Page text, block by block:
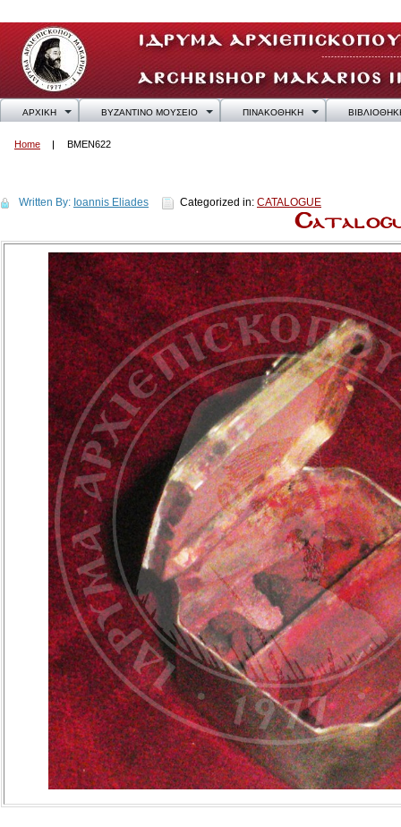
ΑΡΧΙΚΗ ΒΥΖΑΝΤΙΝΟ ΜΟΥΣΕΙΟ ΠΙΝΑΚΟΘΗΚΗ
Home BMEN622
Written By: Ioannis Eliades Categorized in: CATALOGUE